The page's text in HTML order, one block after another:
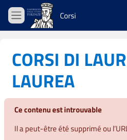
Passer au contenu principal
Panneau latéral
Corsi
CORSI DI
LAUREA
Ce contenu est introuvable
Il a peut-être été supprimé ou